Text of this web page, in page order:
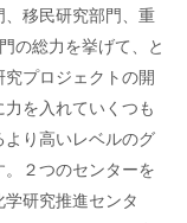
移民研究部門、重
の総力を挙げて、と
プロジェクトの開
を入れていくつも
り高いレベルのグ
２つのセンターを
研究推進センタ